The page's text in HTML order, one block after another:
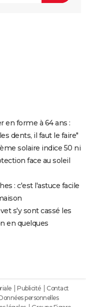
en forme à 64 ans :
dents, il faut le faire"
solaire indice 50 ni
face au soleil
: c'est l'astuce facile
s'y sont cassé les
en quelques
Publicité
Contact
personnelles